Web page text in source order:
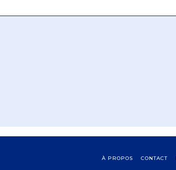
À PROPOS CONTACT